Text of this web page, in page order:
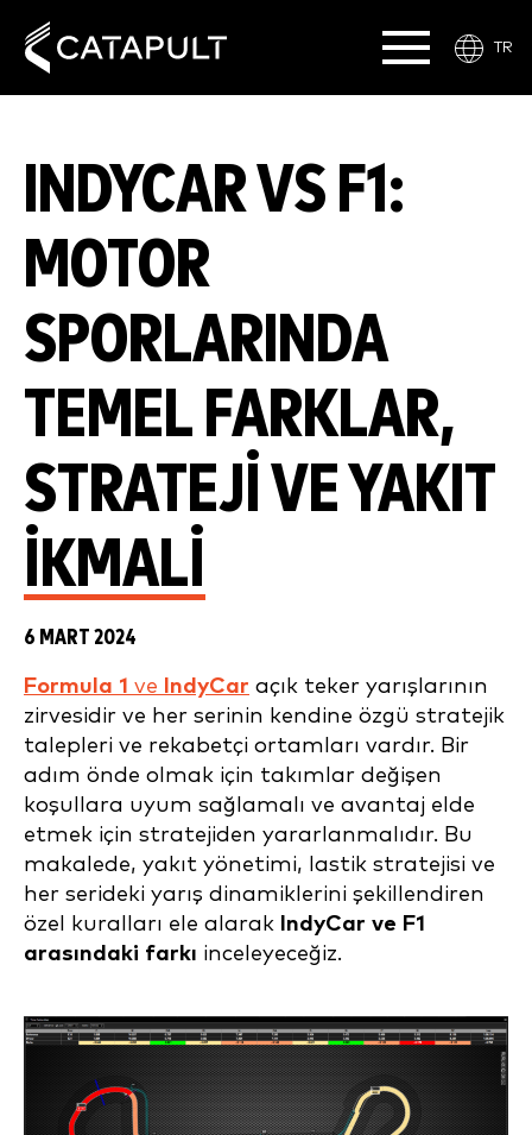
TR
INDYCAR VS F1:
MOTOR
SPORLARINDA
TEMEL FARKLAR,
STRATEJI VE YAKIT
İKMALI
6 MART 2024
Formula 1 ve IndyCar açık teker yarışlarının
zirvesidir ve her serinin kendine özgü stratejik
talepleri ve rekabetçi ortamları vardır. Bir
adım önde olmak için takımlar değişen
koşullara uyum sağlamalı ve avantaj elde
etmek için stratejiden yararlanmalıdır. Bu
makalede, yakıt yönetimi, lastik stratejisi ve
her serideki yarış dinamiklerini şekillendiren
özel kuralları ele alarak IndyCar ve F1
arasındaki farkı inceleyeceğiz.